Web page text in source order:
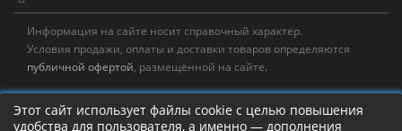
Информация на сайте носит справочный характер.
Условия продажи, оплаты и доставки товаров определяются
публичной офертой, размещённой на сайте.
Новостная рассылка
Этот сайт использует файлы cookie с целью повышения
удобства для пользователя, а именно — дополнения